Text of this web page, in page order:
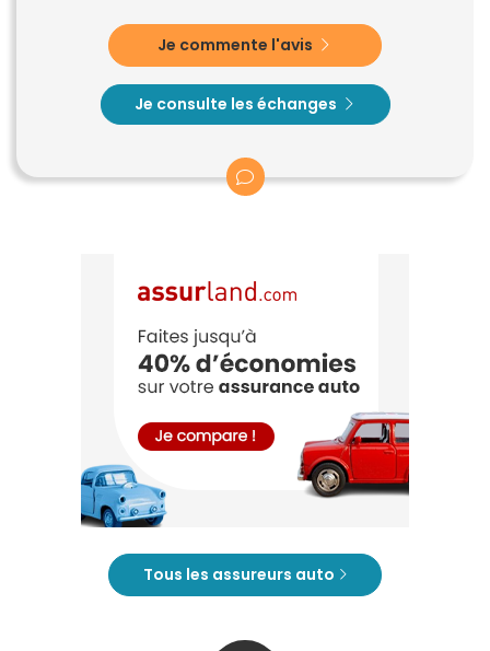
Je commente l'avis
Je consulte les échanges
Tous les assureurs auto